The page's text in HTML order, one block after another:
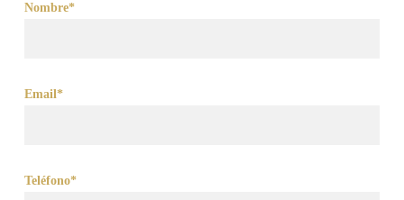
Nombre*
Email*
Teléfono*